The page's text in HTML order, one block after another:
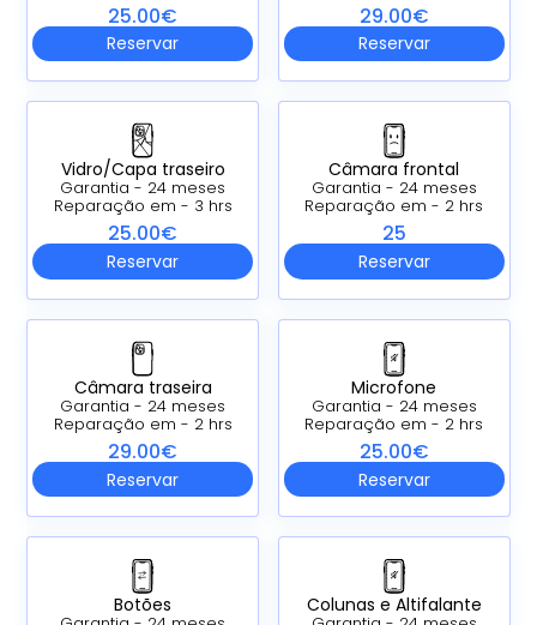
25.00€
Reservar
29.00€
Reservar
Vidro/Capa traseiro
Garantia - 24 meses
Reparação em - 3 hrs
25.00€
Reservar
Câmara frontal
Garantia - 24 meses
Reparação em - 2 hrs
25
Reservar
Câmara traseira
Garantia - 24 meses
Reparação em - 2 hrs
29.00€
Reservar
Microfone
Garantia - 24 meses
Reparação em - 2 hrs
25.00€
Reservar
Botões Colunas e Altifalante